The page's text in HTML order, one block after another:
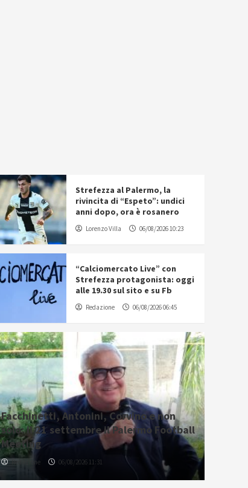
Strefezza al Palermo, la
rivincita di “Espeto”: undici
anni dopo, ora è rosanero
Lorenzo Villa 06/08/2026 10:23
“Calciomercato Live” con
Strefezza protagonista: oggi
alle 19.30 sul sito e su Fb
Redazione 06/08/2026 06:45
Facchinetti, Antonini, Corvino e non
solo: il 21 settembre il Palermo Football
Meeting
Redazione 06/08/2026 11:31